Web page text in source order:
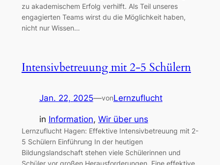
zu akademischem Erfolg verhilft. Als Teil unseres
engagierten Teams wirst du die Möglichkeit haben,
nicht nur Wissen…
Intensivbetreuung mit 2-5 Schülern
Jan. 22, 2025—vonLernzuflucht
in Information, Wir über uns
Lernzuflucht Hagen: Effektive Intensivbetreuung mit 2-
5 Schülern Einführung In der heutigen
Bildungslandschaft stehen viele Schülerinnen und
Schüler vor großen Herausforderungen. Eine effektive